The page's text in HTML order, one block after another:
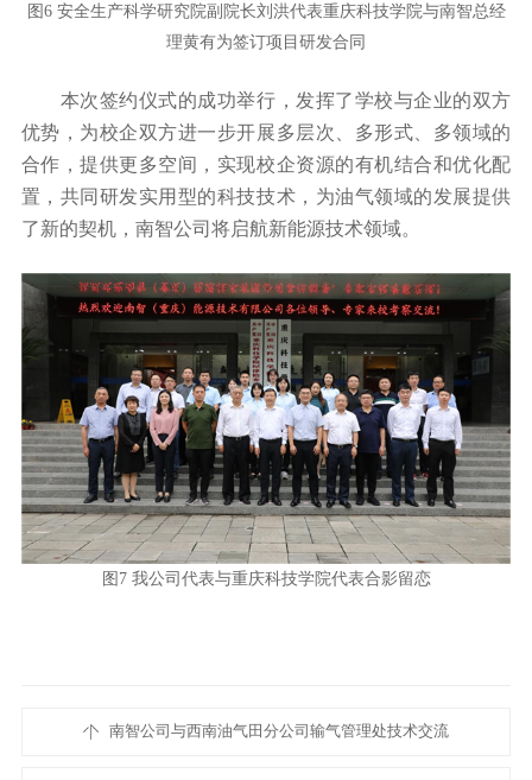
图6 安全生产科学研究院副院长刘洪代表重庆科技学院与南智总经
理黄有为签订项目研发合同
本次签约仪式的成功举行，发挥了学校与企业的双方
优势，为校企双方进一步开展多层次、多形式、多领域的
合作，提供更多空间，实现校企资源的有机结合和优化配
置，共同研发实用型的科技技术，为油气领域的发展提供
了新的契机，南智公司将启航新能源技术领域。
图7 我公司代表与重庆科技学院代表合影留恋
南智公司与西南油气田分公司输气管理处技术交流